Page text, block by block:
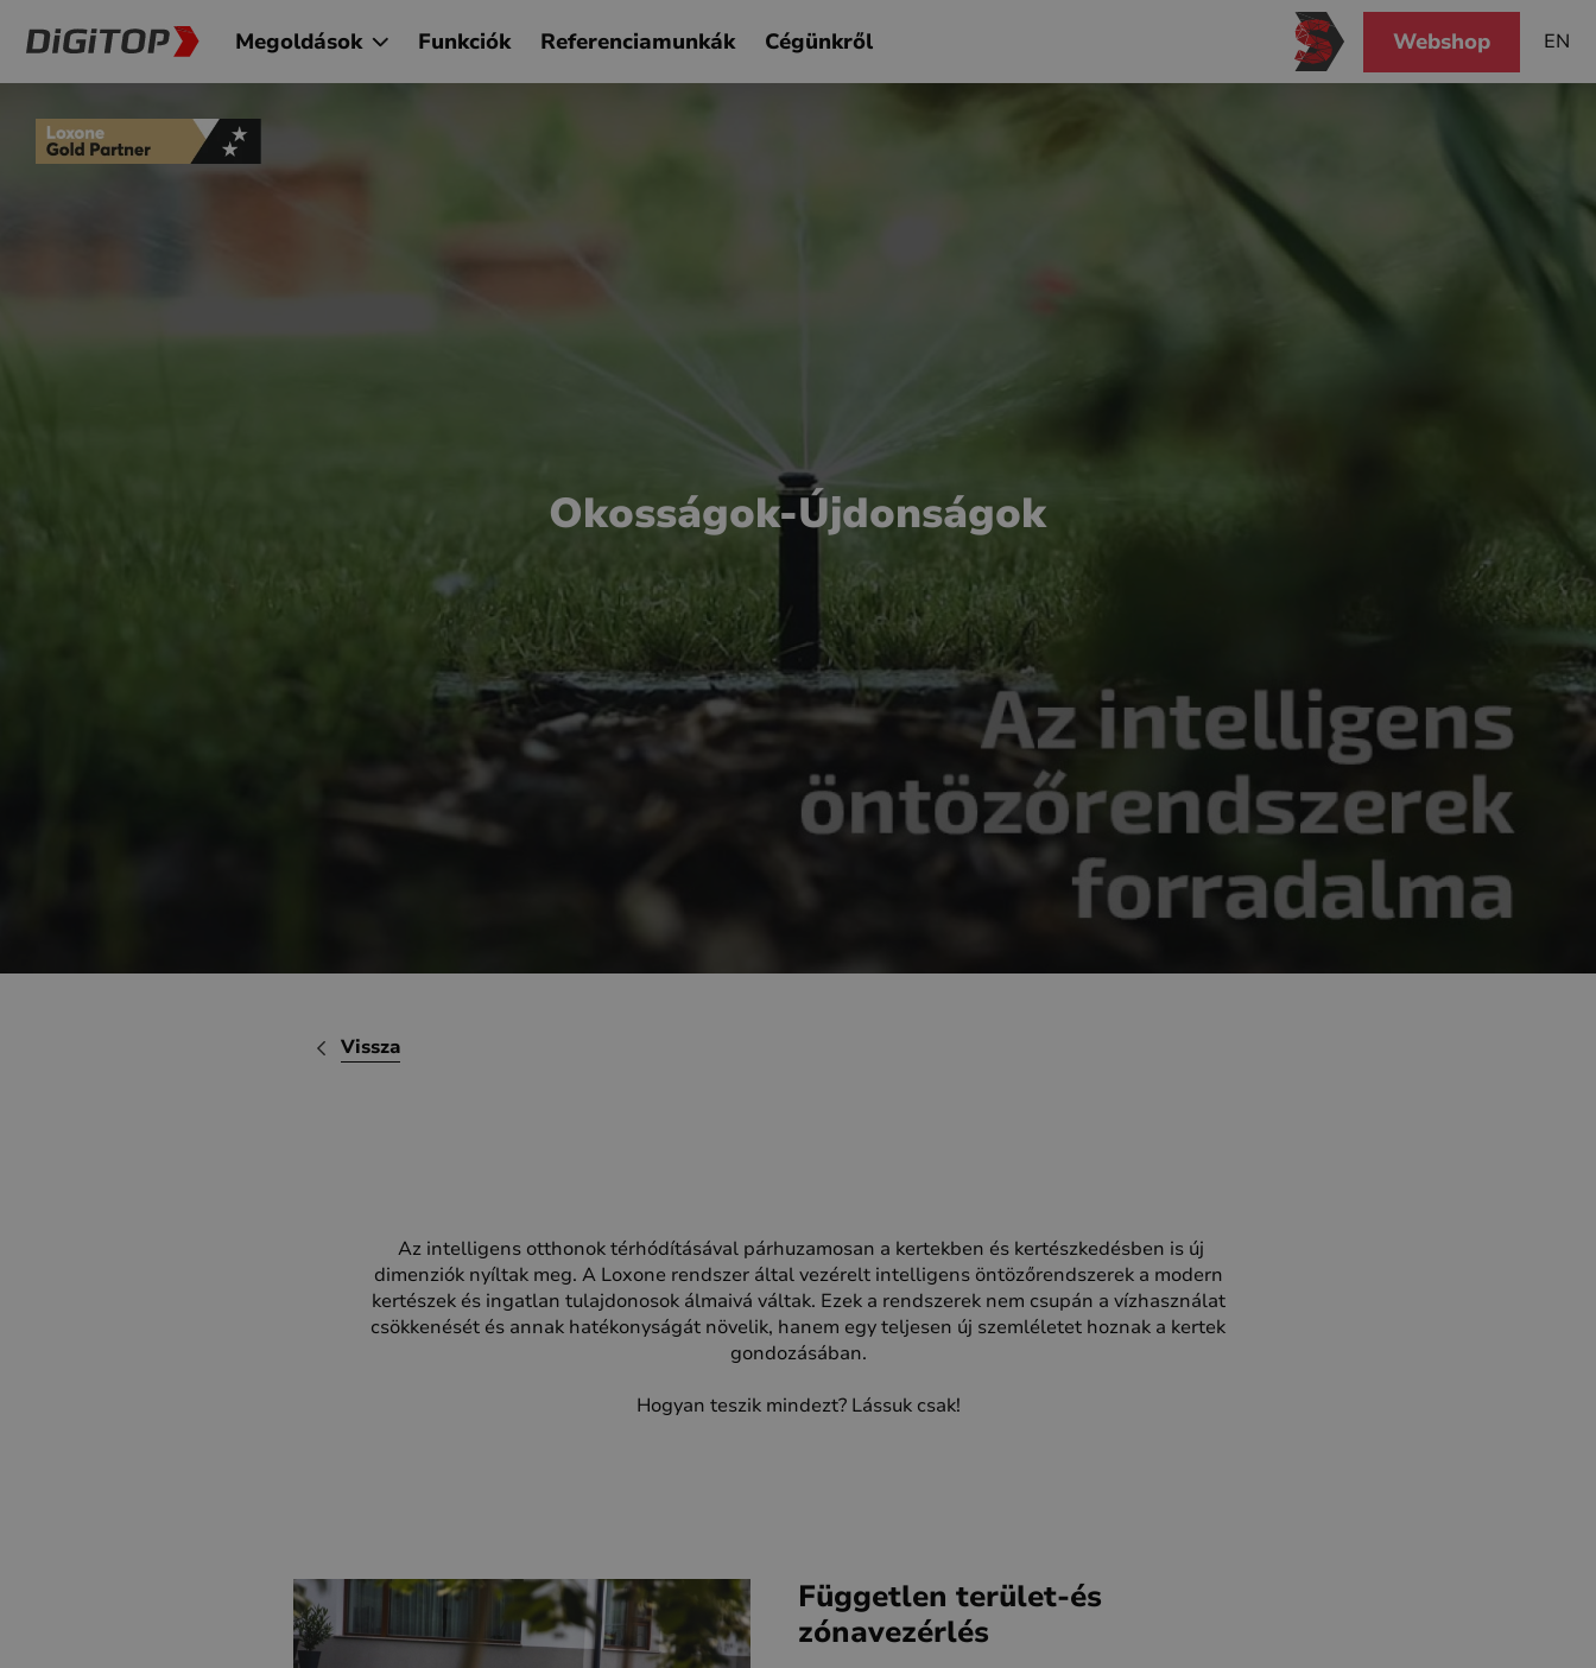
Megoldások Funkciók Referenciamunkák Cégünkről Webshop EN
Okosságok-Újdonságok
Vissza
Az intelligens otthonok térhódításával párhuzamosan a kertekben és kertészkedésben is új
dimenziók nyíltak meg. A Loxone rendszer által vezérelt intelligens öntözőrendszerek a modern
kertészek és ingatlan tulajdonosok álmaivá váltak. Ezek a rendszerek nem csupán a vízhasználat
csökkenését és annak hatékonyságát növelik, hanem egy teljesen új szemléletet hoznak a kertek
gondozásában.
Hogyan teszik mindezt? Lássuk csak!
Független terület-és
zónavezérlés